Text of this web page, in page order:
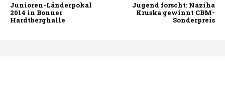
Junioren-Länderpokal
2014 in Bonner
Hardtberghalle
Jugend forscht: Naziha
Kruska gewinnt CBM-
Sonderpreis